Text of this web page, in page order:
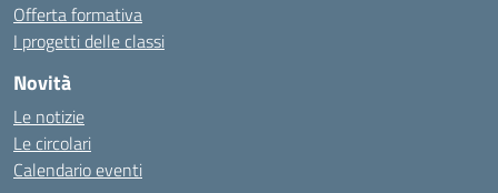
Offerta formativa
I progetti delle classi
Novità
Le notizie
Le circolari
Calendario eventi